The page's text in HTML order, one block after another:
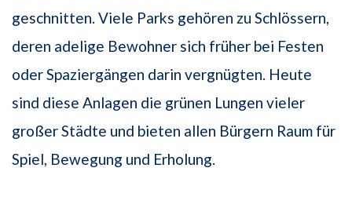
geschnitten. Viele Parks gehören zu Schlössern,
deren adelige Bewohner sich früher bei Festen
oder Spaziergängen darin vergnügten. Heute
sind diese Anlagen die grünen Lungen vieler
großer Städte und bieten allen Bürgern Raum für
Spiel, Bewegung und Erholung.